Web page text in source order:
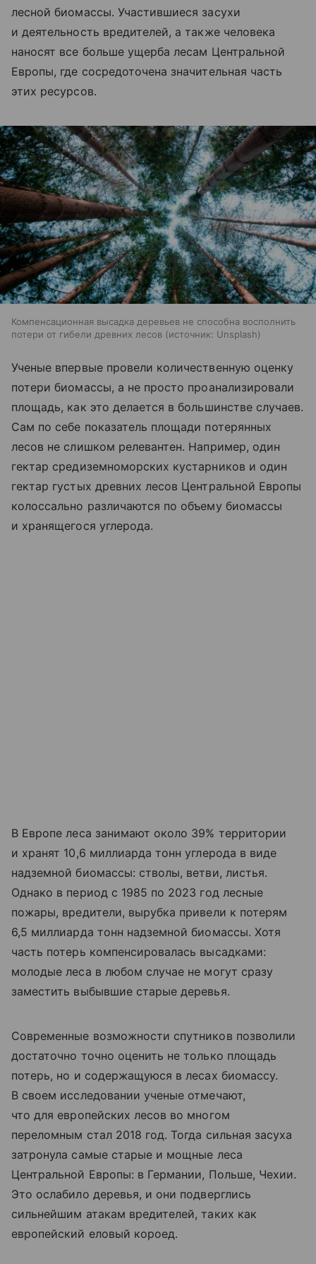
лесной биомассы. Участившиеся засухи
и деятельность вредителей, а также человека
наносят все больше ущерба лесам Центральной
Европы, где сосредоточена значительная часть
этих ресурсов.
Компенсационная высадка деревьев не способна восполнить
потери от гибели древних лесов
источник: Unsplash
Ученые впервые провели количественную оценку
потери биомассы, а не просто проанализировали
площадь, как это делается в большинстве случаев.
Сам по себе показатель площади потерянных
лесов не слишком релевантен. Например, один
гектар средиземноморских кустарников и один
гектар густых древних лесов Центральной Европы
колоссально различаются по объему биомассы
и хранящегося углерода.
В Европе леса занимают около 39% территории
и хранят 10,6 миллиарда тонн углерода в виде
надземной биомассы: стволы, ветви, листья.
Однако в период с 1985 по 2023 год лесные
пожары, вредители, вырубка привели к потерям
6,5 миллиарда тонн надземной биомассы. Хотя
часть потерь компенсировалась высадками:
молодые леса в любом случае не могут сразу
заместить выбывшие старые деревья.
Современные возможности спутников позволили
достаточно точно оценить не только площадь
потерь, но и содержащуюся в лесах биомассу.
В своем исследовании ученые отмечают,
что для европейских лесов во многом
переломным стал 2018 год. Тогда сильная засуха
затронула самые старые и мощные леса
Центральной Европы: в Германии, Польше, Чехии.
Это ослабило деревья, и они подверглись
сильнейшим атакам вредителей, таких как
европейский еловый короед.